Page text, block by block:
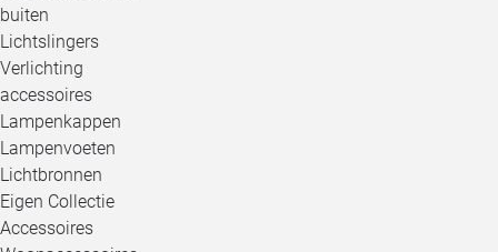
buiten
Lichtslingers
Verlichting
accessoires
Lampenkappen
Lampenvoeten
Lichtbronnen
Eigen Collectie
Accessoires